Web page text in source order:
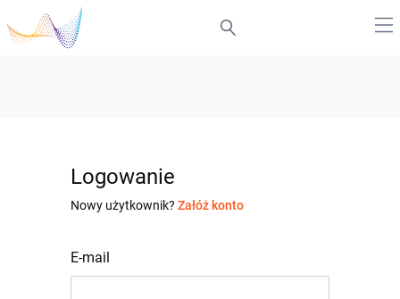
Logowanie
Nowy użytkownik? Załóż konto
E-mail